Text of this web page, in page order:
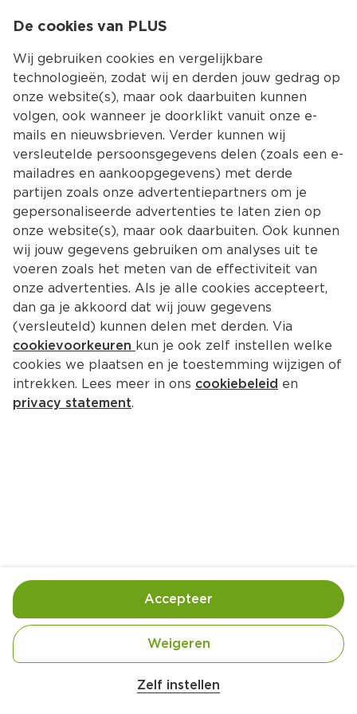
Kies jouw
Terug Producten
PLUS Vrije uitloop eieren Groot
Per Bakje met deksel 10 st
De cookies van PLUS
Wij gebruiken cookies en vergelijkbare
technologieën, zodat wij en derden jouw gedrag op
onze website(s), maar ook daarbuiten kunnen
volgen, ook wanneer je doorklikt vanuit onze e-
mails en nieuwsbrieven. Verder kunnen wij
versleutelde persoonsgegevens delen (zoals een e-
mailadres en aankoopgegevens) met derde
partijen zoals onze advertentiepartners om je
gepersonaliseerde advertenties te laten zien op
onze website(s), maar ook daarbuiten. Ook kunnen
wij jouw gegevens gebruiken om analyses uit te
voeren zoals het meten van de effectiviteit van
onze advertenties. Als je alle cookies accepteert,
dan ga je akkoord dat wij jouw gegevens
(versleuteld) kunnen delen met derden. Via
cookievoorkeuren kun je ook zelf instellen welke
cookies we plaatsen en je toestemming wijzigen of
intrekken. Lees meer in ons cookiebeleid en
privacy statement.
Zelf instellen
Weigeren
Accepteer